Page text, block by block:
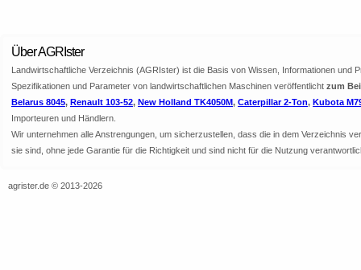
Über AGRIster
Landwirtschaftliche Verzeichnis (AGRIster) ist die Basis von Wissen, Informationen
Spezifikationen und Parameter von landwirtschaftlichen Maschinen veröffentlicht zum
Belarus 8045, Renault 103-52, New Holland TK4050M, Caterpillar 2-Ton, Kubota
Importeuren und Händlern.
Wir unternehmen alle Anstrengungen, um sicherzustellen, dass die in dem Verzeichnis
sie sind, ohne jede Garantie für die Richtigkeit und sind nicht für die Nutzung
agrister.de © 2013-2026